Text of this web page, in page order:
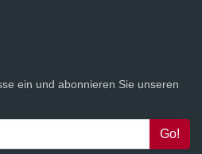
ein und abonnieren Sie unseren